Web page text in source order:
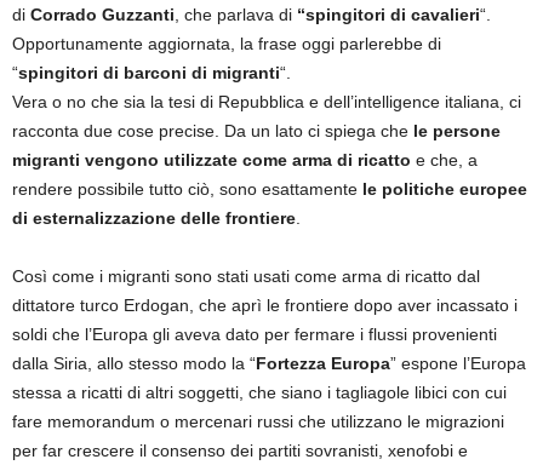
di Corrado Guzzanti, che parlava di “spingitori di cavalieri“.
Opportunamente aggiornata, la frase oggi parlerebbe di
“spingitori di barconi di migranti“.
Vera o no che sia la tesi di Repubblica e dell’intelligence italiana, ci
racconta due cose precise. Da un lato ci spiega che le persone
migranti vengono utilizzate come arma di ricatto e che, a
rendere possibile tutto ciò, sono esattamente le politiche europee
di esternalizzazione delle frontiere.
Così come i migranti sono stati usati come arma di ricatto dal
dittatore turco Erdogan, che aprì le frontiere dopo aver incassato i
soldi che l’Europa gli aveva dato per fermare i flussi provenienti
dalla Siria, allo stesso modo la “Fortezza Europa” espone l’Europa
stessa a ricatti di altri soggetti, che siano i tagliagole libici con cui
fare memorandum o mercenari russi che utilizzano le migrazioni
per far crescere il consenso dei partiti sovranisti, xenofobi e